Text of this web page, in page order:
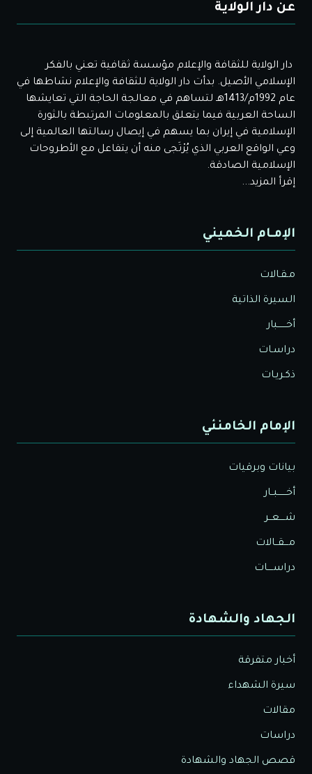
عن دار الولاية
دار الولاية للثقافة والإعلام مؤسسة ثقافية تعني بالفكر
الإسلامي الأصيل. بدأت دار الولاية للثقافة والإعلام نشاطها في
عام 1992م/1413هـ لتساهم في معالجة الحاجة التي تعايشها
الساحة العربية فيما يتعلق بالمعلومات المرتبطة بالثورة
الإسلامية في إيران بما يسهم في إيصال رسالتها العالمية إلى
وعي الواقع العربي الذي يُرْتَجى منه أن يتفاعل مع الأطروحات
الإسلامية الصادقة.
إقرأ المزيد...
الإمـام الخميني
مـقـالات
السيرة الذاتية
أخــــــبار
دراسـات
ذكـريـات
الإمام الخامنئي
بيانات وبرقيات
أخــــــبــار
شــــعــر
مـــقــالات
دراســــات
الجهاد والشهادة
أخبار متفرقة
سيرة الشهداء
مقالات
دراسات
قصص الجهاد والشهادة